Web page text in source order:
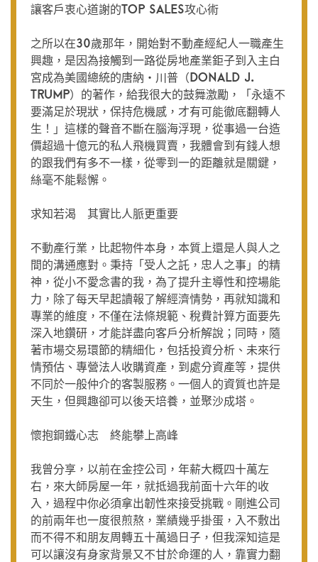
讓客戶衷心道謝的Top Sales攻心術
之所以在30歲那年，開始對不動產經紀人一職產生
興趣，是因為接觸到一路從房地產業鉅子到入主白
宮成為美國總統的唐納‧川普（Donald J.
Trump）的著作，給我很大的鼓舞激勵，「永遠不
要滿足於現狀，保持危機感，才有可能徹底翻轉人
生！」這樣的聲音不斷在腦海浮現，從事過一台造
價超過十億元的私人飛機買賣，我體會到有錢人想
的跟我們有多不一樣，從零到一的距離就是關鍵，
絲毫不能鬆懈。
求知若渴 其實比人脈更重要
不動產行業，比起物件本身，本質上還是人與人之
間的溝通應對。秉持「受人之託，忠人之事」的精
神，從小不愛念書的我，為了提升主導性和控場能
力，除了每天早起讀報了解經濟情勢，再就知識和
專業的維度，不僅在法條規範、稅費計算方面要先
深入地鑽研，才能詳盡向客戶分析解說；同時，隨
著市場交易環節的精細化，包括投資分析、未來行
情預估、專營法人收購資產，到處分資產等，提供
不同於一般仲介的客製服務。一個人的資質也許是
天生，但興趣卻可以後天培養，並聚沙成塔。
懷抱鋼鐵心志 終能攀上高峰
我曾分享，以前在金控公司，年薪大概四十萬左
右，來大師房屋一年，就抵過我前面十六年的收
入，過程中你必須拿出韌性來接受挑戰。剛進公司
的前兩年也一度很煎熬，業績幾乎掛蛋，入不敷出
而不得不和朋友周轉五十萬過日子，但我深知這是
可以讓沒有身家背景又不甘於命運的人，靠實力翻